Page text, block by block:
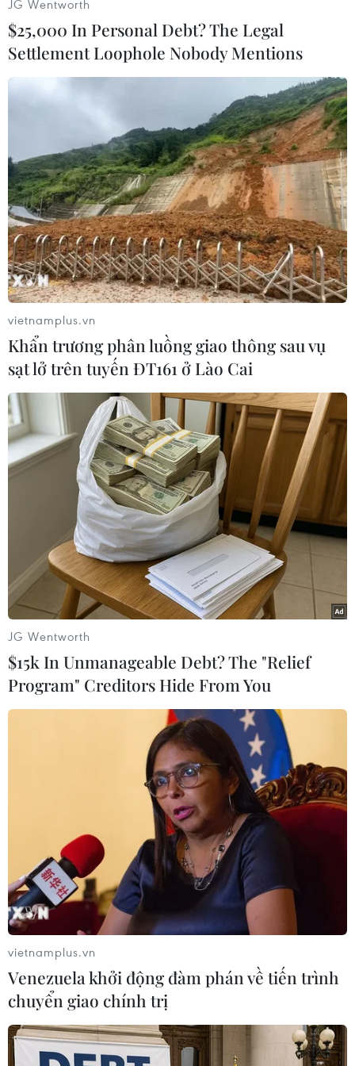
#Downdetector #Trợ lý ảo Alexa
#Amazon
#Ứng dụng di động
Mỹ
Theo dõi VietnamPlus
TIN LIÊN QUAN
Hàng trăm trang mạng trên thế giới bị
sập do Google Cloud gặp sự cố
Alphabet, công ty mẹ của Google, cho biết sự cố này đã
được "khắc phục một phần" sau khoảng 10 phút, song
cần thêm thời gian để cập nhật mọi thứ.
JG Wentworth
$25,000 In Personal Debt? The Legal
Settlement Loophole Nobody Mentions
vietnamplus.vn
Khẩn trương phân luồng giao thông sau vụ
sạt lở trên tuyến ĐT161 ở Lào Cai
JG Wentworth
$15k In Unmanageable Debt? The "Relief
Program" Creditors Hide From You
vietnamplus.vn
Venezuela khởi động đàm phán về tiến trình
chuyển giao chính trị